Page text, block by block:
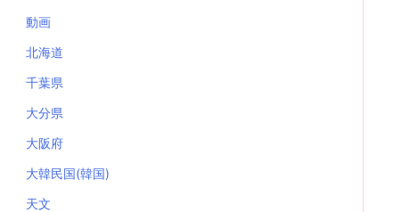
動画
北海道
千葉県
大分県
大阪府
大韓民国(韓国)
天文